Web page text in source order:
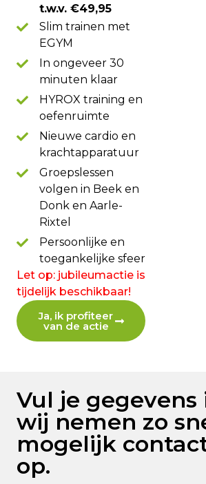
t.w.v. €49,95
Slim trainen met
EGYM
In ongeveer 30
minuten klaar
HYROX training en
oefenruimte
Nieuwe cardio en
krachtapparatuur
Groepslessen
volgen in Beek en
Donk en Aarle-
Rixtel
Persoonlijke en
toegankelijke sfeer
Let op: jubileumactie is
tijdelijk beschikbaar!
Ja, ik profiteer
van de actie
Vul je gegevens
wij nemen zo
mogelijk
op.